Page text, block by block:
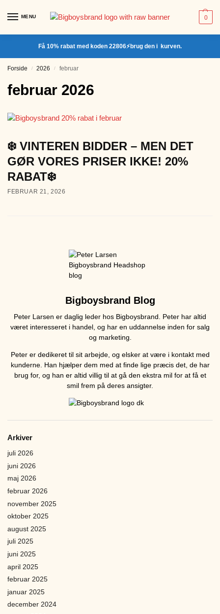
MENU 0
Få 10% rabat med koden 22806⚡brug den i kurven.
Forside / 2026 / februar
februar 2026
❄️ VINTEREN BIDDER – MEN DET
GØR VORES PRISER IKKE! 20%
RABAT❄️
FEBRUAR 21, 2026
Bigboysbrand Blog
Peter Larsen er daglig leder hos Bigboysbrand. Peter har altid
været interesseret i handel, og har en uddannelse inden for salg
og marketing.
Peter er dedikeret til sit arbejde, og elsker at være i kontakt med
kunderne. Han hjælper dem med at finde lige præcis det, de har
brug for, og han er altid villig til at gå den ekstra mil for at få et
smil frem på deres ansigter.
Arkiver
juli 2026
juni 2026
maj 2026
februar 2026
november 2025
oktober 2025
august 2025
juli 2025
juni 2025
april 2025
februar 2025
januar 2025
december 2024